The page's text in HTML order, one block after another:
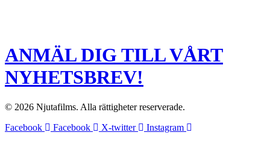
ANMÄL DIG TILL VÅRT
NYHETSBREV!
© 2026 Njutafilms. Alla rättigheter reserverade.
Facebook
Facebook X-twitter Instagram